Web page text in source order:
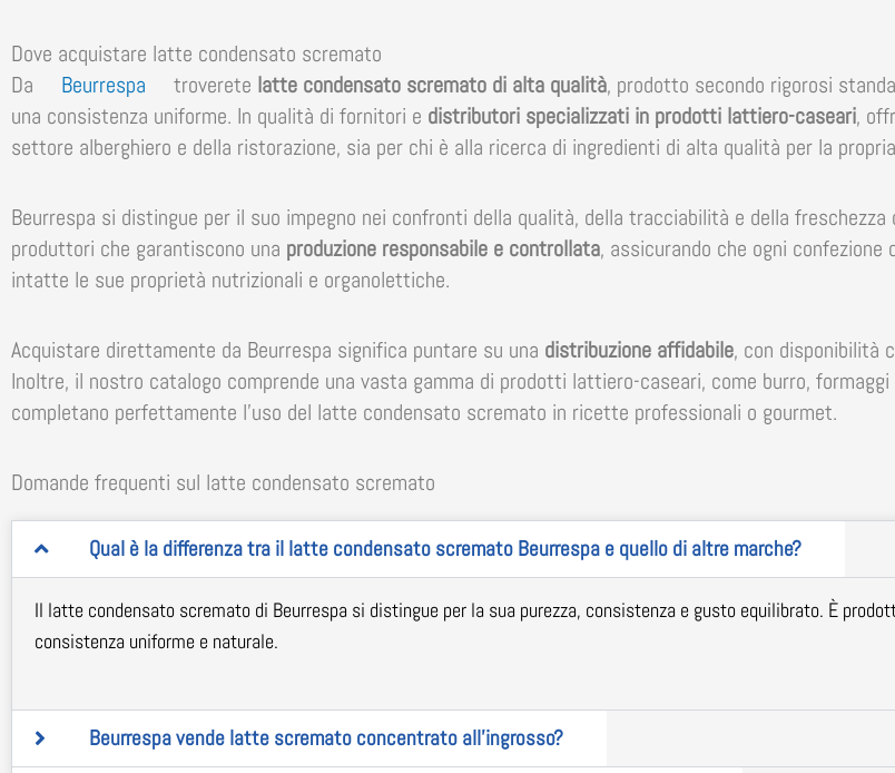
Dove acquistare latte condensato scremato
Da
Beurrespa troverete latte condensato scremato di alta qualità, prodotto secondo rigorosi
una consistenza uniforme. In qualità di fornitori e distributori specializzati in prodotti lattiero-caseari,
settore alberghiero e della ristorazione, sia per chi è alla ricerca di ingredienti di alta qualità per la
Beurrespa si distingue per il suo impegno nei confronti della qualità, della tracciabilità e della
produttori che garantiscono una produzione responsabile e controllata, assicurando che ogni
intatte le sue proprietà nutrizionali e organolettiche.
Acquistare direttamente da Beurrespa significa puntare su una distribuzione affidabile, con disponibilità
Inoltre, il nostro catalogo comprende una vasta gamma di prodotti lattiero-caseari, come burro,
completano perfettamente l’uso del latte condensato scremato in ricette professionali o gourmet.
Domande frequenti sul latte condensato scremato
Qual è la differenza tra il latte condensato scremato Beurrespa e quello di altre marche?
Il latte condensato scremato di Beurrespa si distingue per la sua purezza, consistenza e gusto equilibrato. È
consistenza uniforme e naturale.
Beurrespa vende latte scremato concentrato all'ingrosso?